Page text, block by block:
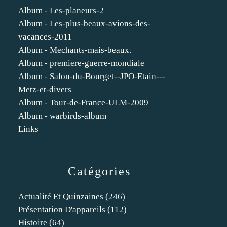
Catégories
Actualité Et Quinzaines (246)
Présentation D'appareils (112)
Histoire (64)
Album - Les-planeurs-2
Album - Les-plus-beaux-avions-des-
vacances-2011
Album - Mechants-mais-beaux.
Album - premiere-guerre-mondiale
Album - Salon-du-Bourget--JPO-Etain---
Metz-et-divers
Album - Tour-de-France-ULM-2009
Album - warbirds-album
Links